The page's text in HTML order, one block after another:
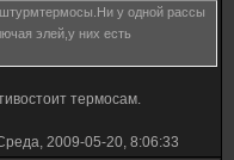
у одной рассы
элей,у них есть
термосам.
2009-05-20, 8:06:33